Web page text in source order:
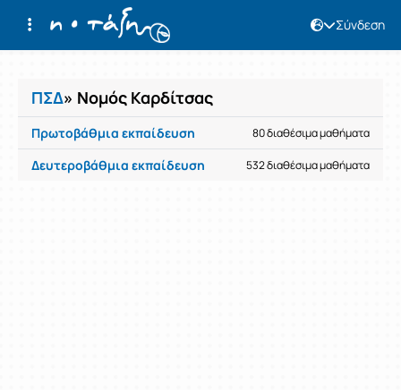
Σύνδεση
Μαθήματα
ΠΣΔ» Νομός Καρδίτσας
Πρωτοβάθμια εκπαίδευση 80 διαθέσιμα μαθήματα
Δευτεροβάθμια εκπαίδευση 532 διαθέσιμα μαθήματα